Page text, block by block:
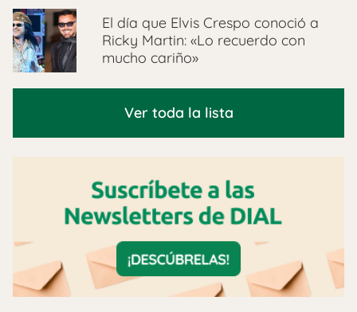
El día que Elvis Crespo conoció a
Ricky Martin: «Lo recuerdo con
mucho cariño»
Ver toda la lista